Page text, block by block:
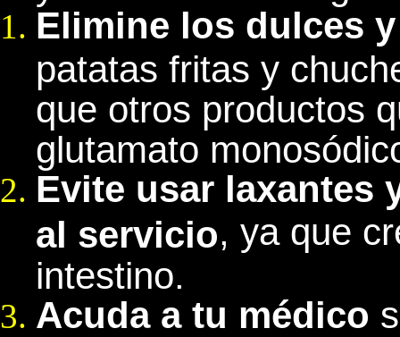
Elimine los dulces
patatas fritas y
que otros productos
glutamato
Evite usar laxantes
al servicio, ya que
intestino.
Acuda a tu médico